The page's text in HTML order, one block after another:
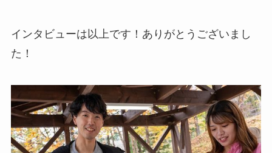
インタビューは以上です！ありがとうございまし
た！